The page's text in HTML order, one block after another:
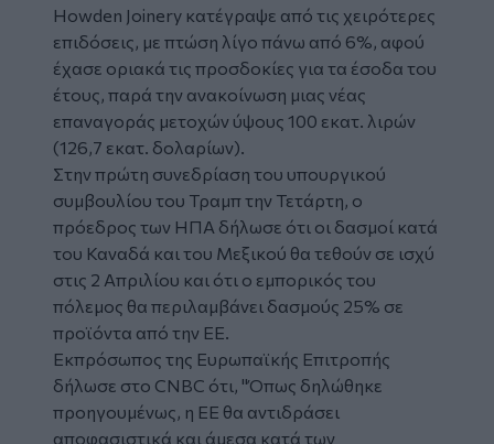
Howden Joinery κατέγραψε από τις χειρότερες
επιδόσεις, με πτώση λίγο πάνω από 6%, αφού
έχασε οριακά τις προσδοκίες για τα έσοδα του
έτους, παρά την ανακοίνωση μιας νέας
επαναγοράς μετοχών ύψους 100 εκατ. λιρών
(126,7 εκατ. δολαρίων).
Στην πρώτη συνεδρίαση του υπουργικού
συμβουλίου του Τραμπ την Τετάρτη, ο
πρόεδρος των ΗΠΑ δήλωσε ότι οι δασμοί κατά
του Καναδά και του Μεξικού θα τεθούν σε ισχύ
στις 2 Απριλίου και ότι ο εμπορικός του
πόλεμος θα περιλαμβάνει δασμούς 25% σε
προϊόντα από την ΕΕ.
Εκπρόσωπος της Ευρωπαϊκής Επιτροπής
δήλωσε στο CNBC ότι, "Όπως δηλώθηκε
προηγουμένως, η ΕΕ θα αντιδράσει
αποφασιστικά και άμεσα κατά των